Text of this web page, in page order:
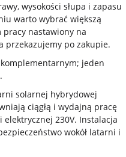
wysokości słupa i zapasu
warto wybrać większą
nastawiony na
przekazujemy po zakupie.
jeden
solarnej hybrydowej
ciągłą i wydajną pracę
230V. Instalacja
wokół latarni i